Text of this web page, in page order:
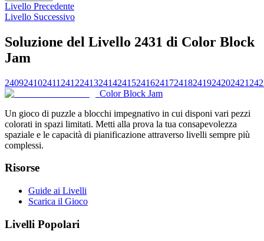
Livello Precedente
Livello Successivo
Soluzione del Livello 2431 di Color Block
Jam
240924102411 2412241324142415241624172418241924202421
Color Block Jam
Un gioco di puzzle a blocchi impegnativo in cui disponi vari pezzi
colorati in spazi limitati. Metti alla prova la tua consapevolezza
spaziale e le capacità di pianificazione attraverso livelli sempre più
complessi.
Risorse
Guide ai Livelli
Scarica il Gioco
Livelli Popolari